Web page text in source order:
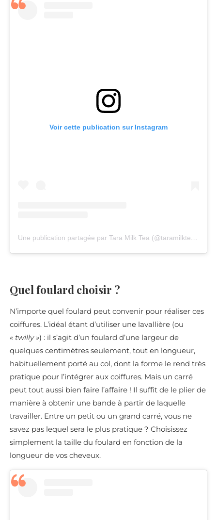
Voir cette publication sur Instagram
Une publication partagée par Tara Milk Tea (@taramilktea)
Quel foulard choisir ?
N’importe quel foulard peut convenir pour réaliser ces
coiffures. L’idéal étant d’utiliser une lavallière (ou
« twilly ») : il s’agit d’un foulard d’une largeur de
quelques centimètres seulement, tout en longueur,
habituellement porté au col, dont la forme le rend très
pratique pour l’intégrer aux coiffures. Mais un carré
peut tout aussi bien faire l’affaire ! Il suffit de le plier de
manière à obtenir une bande à partir de laquelle
travailler. Entre un petit ou un grand carré, vous ne
savez pas lequel sera le plus pratique ? Choisissez
simplement la taille du foulard en fonction de la
longueur de vos cheveux.